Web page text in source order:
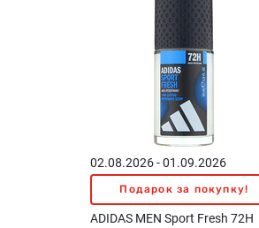
02.08.2026 - 01.09.2026
Подарок за покупку!
ADIDAS MEN Sport Fresh 72H